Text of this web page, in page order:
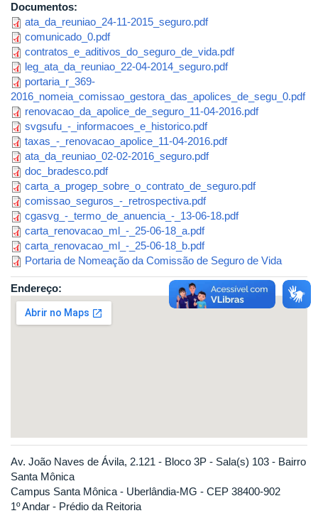
Documentos:
ata_da_reuniao_24-11-2015_seguro.pdf
comunicado_0.pdf
contratos_e_aditivos_do_seguro_de_vida.pdf
leg_ata_da_reuniao_22-04-2014_seguro.pdf
portaria_r_369-
2016_nomeia_comissao_gestora_das_apolices_de_segu_0.pdf
renovacao_da_apolice_de_seguro_11-04-2016.pdf
svgsufu_-_informacoes_e_historico.pdf
taxas_-_renovacao_apolice_11-04-2016.pdf
ata_da_reuniao_02-02-2016_seguro.pdf
doc_bradesco.pdf
carta_a_progep_sobre_o_contrato_de_seguro.pdf
comissao_seguros_-_retrospectiva.pdf
cgasvg_-_termo_de_anuencia_-_13-06-18.pdf
carta_renovacao_ml_-_25-06-18_a.pdf
carta_renovacao_ml_-_25-06-18_b.pdf
Portaria de Nomeação da Comissão de Seguro de Vida
Endereço:
Av. João Naves de Ávila, 2.121 - Bloco 3P - Sala(s) 103 - Bairro
Santa Mônica
Campus Santa Mônica - Uberlândia-MG - CEP 38400-902
1º Andar - Prédio da Reitoria